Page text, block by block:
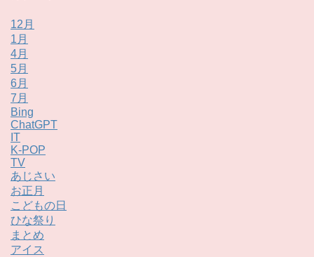
12月
1月
4月
5月
6月
7月
Bing
ChatGPT
IT
K-POP
TV
あじさい
お正月
こどもの日
ひな祭り
まとめ
アイス